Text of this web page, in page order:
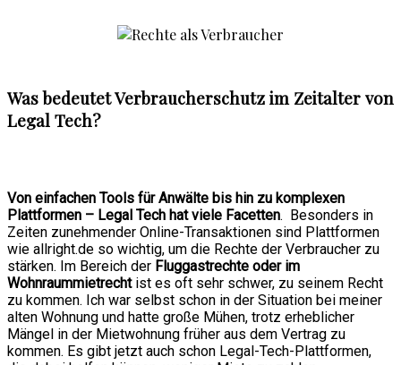
Was bedeutet Verbraucherschutz im Zeitalter von
Legal Tech?
Von einfachen Tools für Anwälte bis hin zu komplexen
Plattformen – Legal Tech hat viele Facetten. Besonders in
Zeiten zunehmender Online-Transaktionen sind Plattformen
wie allright.de so wichtig, um die Rechte der Verbraucher zu
stärken. Im Bereich der Fluggastrechte oder im
Wohnraummietrecht ist es oft sehr schwer, zu seinem Recht
zu kommen. Ich war selbst schon in der Situation bei meiner
alten Wohnung und hatte große Mühen, trotz erheblicher
Mängel in der Mietwohnung früher aus dem Vertrag zu
kommen. Es gibt jetzt auch schon Legal-Tech-Plattformen,